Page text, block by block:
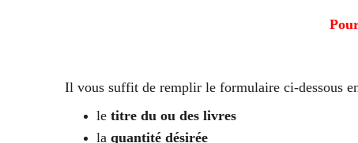
Il vous suffit de remplir le formulaire ci-dessous
le titre du ou des livres
la quantité désirée